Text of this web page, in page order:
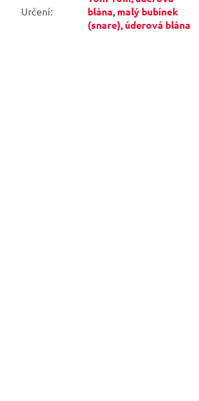
Určení:
blána malý bubínek
(snare), úderová blána